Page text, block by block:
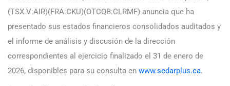
(TSX.V:AIR)(FRA:CKU)(OTCQB:CLRMF) anuncia que ha
presentado sus estados financieros consolidados auditados y
el informe de análisis y discusión de la dirección
correspondientes al ejercicio finalizado el 31 de enero de
2026, disponibles para su consulta en www.sedarplus.ca.